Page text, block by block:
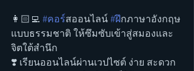
👩🏻‍💻 #คอร์สออนไลน์ #ฝึกภาษาอังกฤษ
แบบธรรมชาติ ให้ซึมซับเข้าสู่สมองและ
จิตใต้สำนึก
❣️ เรียนออนไลน์ผ่านเวปไซต์ ง่าย สะดวก